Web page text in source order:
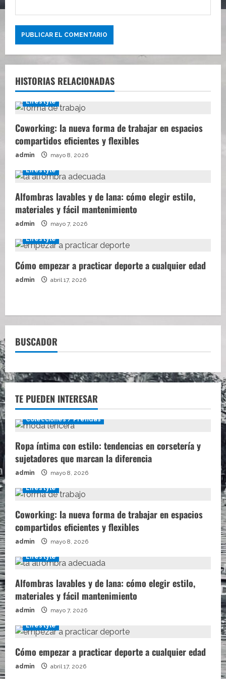
HISTORIAS RELACIONADAS
Lifestyle
Coworking: la nueva forma de trabajar en espacios
compartidos eficientes y flexibles
admin mayo 8, 2026
Lifestyle
Alfombras lavables y de lana: cómo elegir estilo,
materiales y fácil mantenimiento
admin mayo 7, 2026
Lifestyle
Cómo empezar a practicar deporte a cualquier edad
admin abril 17, 2026
BUSCADOR
TE PUEDEN INTERESAR
Colecciones / Prendas
Ropa íntima con estilo: tendencias en corsetería y
sujetadores que marcan la diferencia
admin mayo 8, 2026
Lifestyle
Coworking: la nueva forma de trabajar en espacios
compartidos eficientes y flexibles
admin mayo 8, 2026
Lifestyle
Alfombras lavables y de lana: cómo elegir estilo,
materiales y fácil mantenimiento
admin mayo 7, 2026
Lifestyle
Cómo empezar a practicar deporte a cualquier edad
admin abril 17, 2026